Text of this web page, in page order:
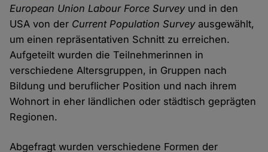
European Union Labour Force Surveyund in den
USA von der Current Population Surveyausgewählt,
um einen repräsentativen Schnitt zu erreichen.
Aufgeteilt wurden die Teilnehmerinnen in
verschiedene Altersgruppen, in Gruppen nach
Bildung und beruflicher Position und nach ihrem
Wohnort in eher ländlichen oder städtisch geprägten
Regionen.
Abgefragt wurden verschiedene Formen der